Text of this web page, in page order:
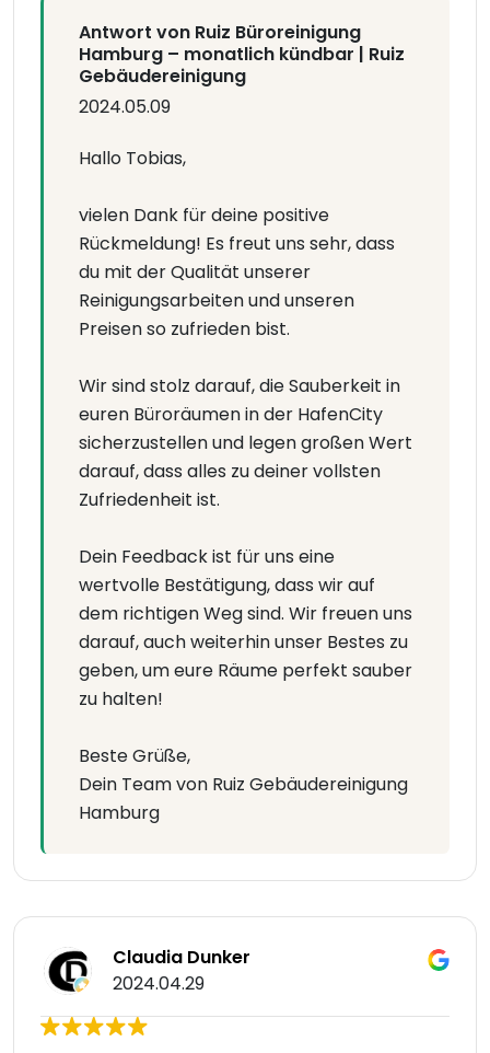
Antwort von Ruiz Büroreinigung
Hamburg – monatlich kündbar | Ruiz
Gebäudereinigung
2024.05.09
Hallo Tobias,
vielen Dank für deine positive
Rückmeldung! Es freut uns sehr, dass
du mit der Qualität unserer
Reinigungsarbeiten und unseren
Preisen so zufrieden bist.
Wir sind stolz darauf, die Sauberkeit in
euren Büroräumen in der HafenCity
sicherzustellen und legen großen Wert
darauf, dass alles zu deiner vollsten
Zufriedenheit ist.
Dein Feedback ist für uns eine
wertvolle Bestätigung, dass wir auf
dem richtigen Weg sind. Wir freuen uns
darauf, auch weiterhin unser Bestes zu
geben, um eure Räume perfekt sauber
zu halten!
Beste Grüße,
Dein Team von Ruiz Gebäudereinigung
Hamburg
Claudia Dunker
2024.04.29